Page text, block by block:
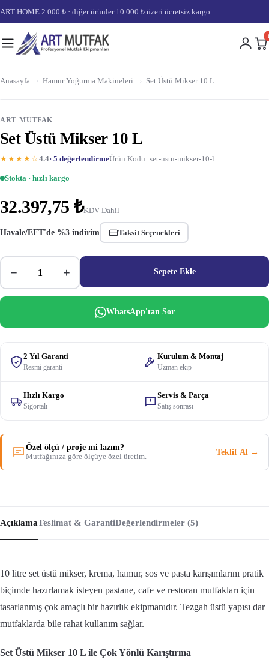
ART HOME 2.000 ₺ · diğer ürünler 10.000 ₺ üzeri ücretsiz kargo
Anasayfa › Hamur Yoğurma Makineleri › Set Üstü Mikser 10 L
ART MUTFAK
Set Üstü Mikser 10 L
★★★★☆4.4· 5 değerlendirmeÜrün Kodu: set-ustu-mikser-10-l
Stokta · hızlı kargo
32.397,75 ₺KDV Dahil
Havale/EFT'de %3 indirim Taksit Seçenekleri
− + Sepete Ekle
WhatsApp'tan Sor
2 Yıl Garanti
Resmi garanti
Kurulum & Montaj
Uzman ekip
Hızlı Kargo
Sigortalı
Servis & Parça
Satış sonrası
Özel ölçü / proje mi lazım?
Mutfağınıza göre ölçüye özel üretim.
Teklif Al →
AçıklamaTeslimat & GarantiDeğerlendirmeler (5)
10 litre set üstü mikser, krema, hamur, sos ve pasta karışımlarını pratik
biçimde hazırlamak isteyen pastane, cafe ve restoran mutfakları için
tasarlanmış çok amaçlı bir hazırlık ekipmanıdır. Tezgah üstü yapısı dar
mutfaklarda bile rahat kullanım sağlar.
Set Üstü Mikser 10 L ile Çok Yönlü Karıştırma